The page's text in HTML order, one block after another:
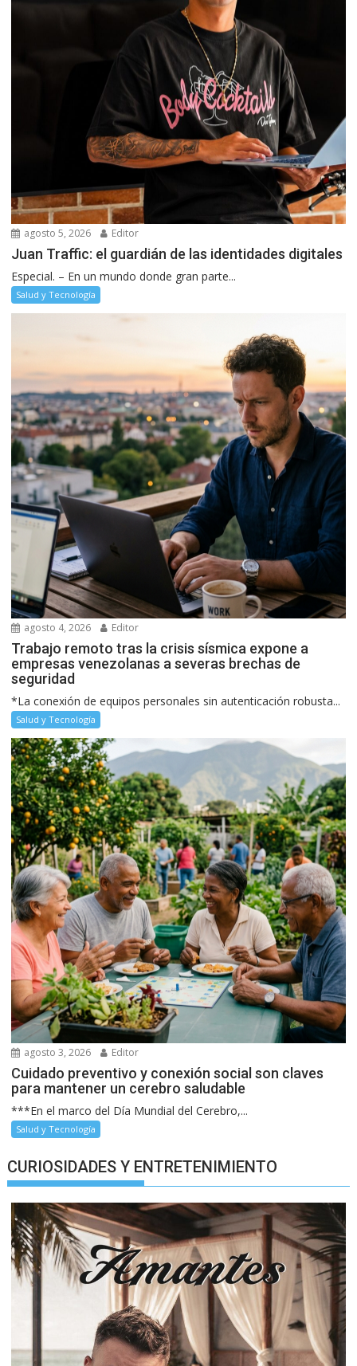
agosto 5, 2026 Editor
Juan Traffic: el guardián de las identidades digitales
Especial. – En un mundo donde gran parte...
Salud y Tecnología
agosto 4, 2026 Editor
Trabajo remoto tras la crisis sísmica expone a
empresas venezolanas a severas brechas de
seguridad
*La conexión de equipos personales sin autenticación robusta...
Salud y Tecnología
agosto 3, 2026 Editor
Cuidado preventivo y conexión social son claves
para mantener un cerebro saludable
***En el marco del Día Mundial del Cerebro,...
Salud y Tecnología
CURIOSIDADES Y ENTRETENIMIENTO